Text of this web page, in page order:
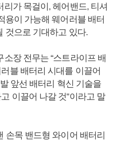
가 목걸이, 헤어밴드, 티셔
용이 가능해 웨어러블 배터
것으로 기대하고 있다.
장 전무는 “스트라이프 배
블 배터리 시대를 이끌어
앞선 배터리 혁신 기술을
이끌어 나갈 것”이라고 말
손목 밴드형 와이어 배터리